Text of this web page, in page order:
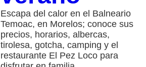
Escapa del calor en el Balneario
Temoac, en Morelos; conoce sus
precios, horarios, albercas,
tirolesa, gotcha, camping y el
restaurante El Pez Loco para